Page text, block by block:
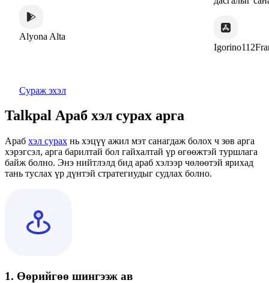
Alyona Alta
Igorino112France
Сураж эхэл
Talkpal Араб хэл сурах арга
Араб хэл сурах нь хэцүү ажил мэт санагдаж болох ч зөв арга
хэрэгсэл, арга барилтай бол гайхалтай үр өгөөжтэй туршлага
байж болно. Энэ нийтлэлд бид араб хэлээр чөлөөтэй ярихад
тань туслах үр дүнтэй стратегиудыг судлах болно.
1. Өөрийгөө шингээж ав